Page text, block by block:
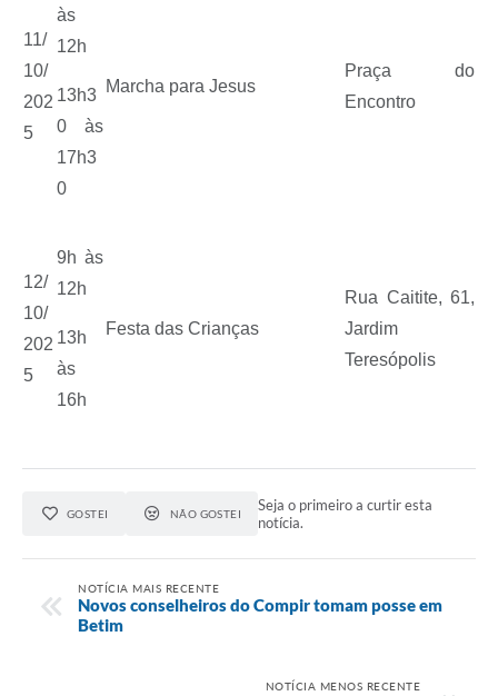
11/
10/
202
5
às
12h
13h3
0 às
17h3
0
Marcha para Jesus
Praça do
Encontro
12/
10/
202
5
9h às
12h
13h
às
16h
Festa das Crianças
Rua Caitite, 61,
Jardim
Teresópolis
GOSTEI NÃO GOSTEI
Seja o primeiro a curtir esta
notícia.
NOTÍCIA MAIS RECENTE
Novos conselheiros do Compir tomam posse em
Betim
NOTÍCIA MENOS RECENTE